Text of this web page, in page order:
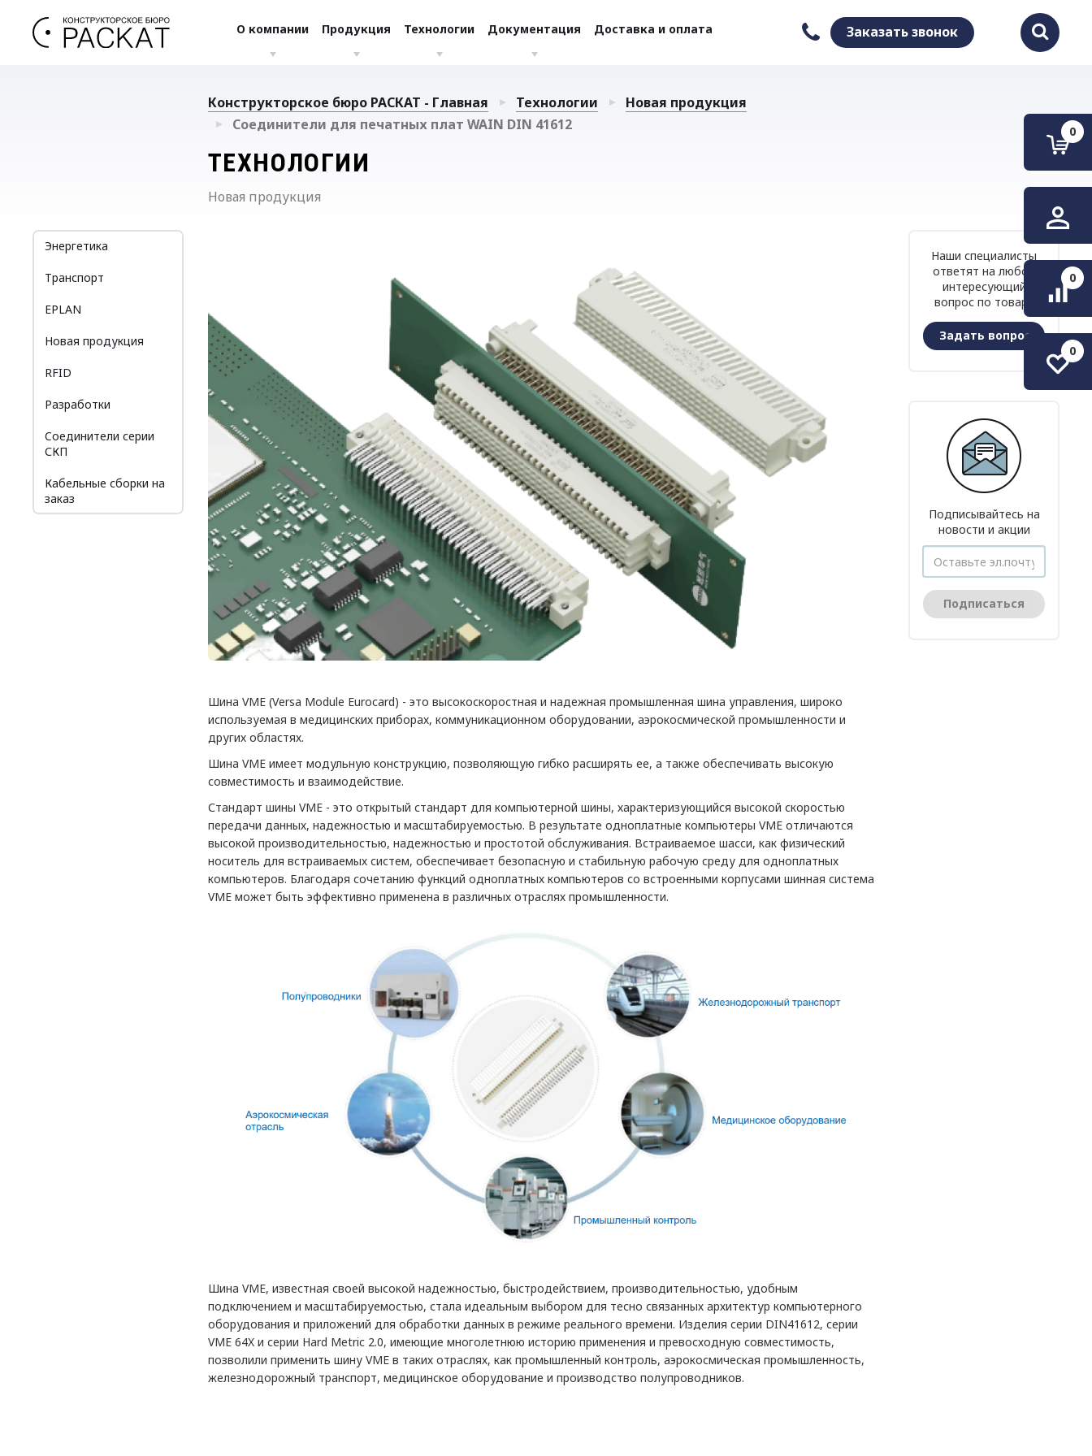
О компании Продукция Технологии Документация Доставка и оплата Заказать звонок
0
0
0
Конструкторское бюро РАСКАТ - Главная Технологии
Новая продукция
Соединители для печатных плат WAIN DIN 41612
ТЕХНОЛОГИИ
Новая продукция
Энергетика
Транспорт
EPLAN
Новая продукция
RFID
Разработки
Cоединители серии
СКП
Кабельные сборки на
заказ
Шина VME (Versa Module Eurocard) - это высокоскоростная и надежная промышленная шина управления, широко
используемая в медицинских приборах, коммуникационном оборудовании, аэрокосмической промышленности и
других областях.
Шина VME имеет модульную конструкцию, позволяющую гибко расширять ее, а также обеспечивать высокую
совместимость и взаимодействие.
Стандарт шины VME - это открытый стандарт для компьютерной шины, характеризующийся высокой скоростью
передачи данных, надежностью и масштабируемостью. В результате одноплатные компьютеры VME отличаются
высокой производительностью, надежностью и простотой обслуживания. Встраиваемое шасси, как физический
носитель для встраиваемых систем, обеспечивает безопасную и стабильную рабочую среду для одноплатных
компьютеров. Благодаря сочетанию функций одноплатных компьютеров со встроенными корпусами шинная система
VME может быть эффективно применена в различных отраслях промышленности.
Шина VME, известная своей высокой надежностью, быстродействием, производительностью, удобным
подключением и масштабируемостью, стала идеальным выбором для тесно связанных архитектур компьютерного
оборудования и приложений для обработки данных в режиме реального времени. Изделия серии DIN41612, серии
VME 64X и серии Hard Metric 2.0, имеющие многолетнюю историю применения и превосходную совместимость,
позволили применить шину VME в таких отраслях, как промышленный контроль, аэрокосмическая промышленность,
железнодорожный транспорт, медицинское оборудование и производство полупроводников.
Наши специалисты
ответят на любой
интересующий
вопрос по товару
Задать вопрос
Подписывайтесь на
новости и акции
Подписаться